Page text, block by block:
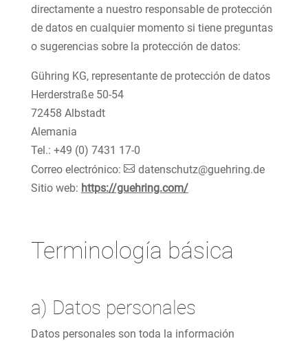
directamente a nuestro responsable de protección
de datos en cualquier momento si tiene preguntas
o sugerencias sobre la protección de datos:
Gühring KG, representante de protección de datos
Herderstraße 50-54
72458 Albstadt
Alemania
Tel.: +49 (0) 7431 17-0
Correo electrónico:
datenschutz@guehring.de
Sitio web: https://guehring.com/
Terminología básica
a) Datos personales
Datos personales son toda la información